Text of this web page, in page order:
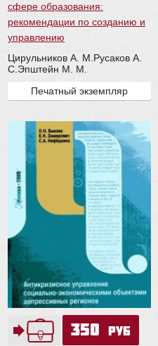
сфере образования:
рекомендации по созданию и
управлению
Цирульников А. М.Русаков А.
С.Эпштейн М. М.
Печатный экземпляр
350 руб